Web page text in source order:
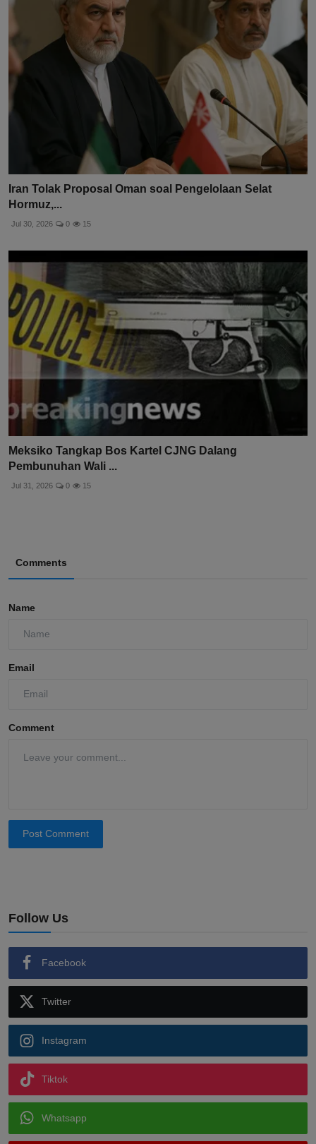
Iran Tolak Proposal Oman soal Pengelolaan Selat
Hormuz,...
Jul 30, 2026 0 15
Meksiko Tangkap Bos Kartel CJNG Dalang
Pembunuhan Wali ...
Jul 31, 2026 0 15
Comments
Name
Email
Comment
Post Comment
Follow Us
Facebook
Twitter
Instagram
Tiktok
Whatsapp